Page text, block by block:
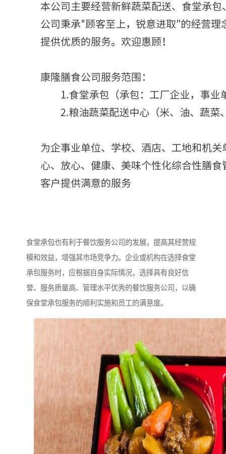
食堂承包也有利于餐饮服务公司的发展，提高其经营规
模和效益，增强其市场竞争力。企业或机构在选择食堂
承包服务时，应根据自身实际情况，选择具有良好信
誉、服务质量高、管理水平优秀的餐饮服务公司，以确
保食堂承包服务的顺利实施和员工的满意度。